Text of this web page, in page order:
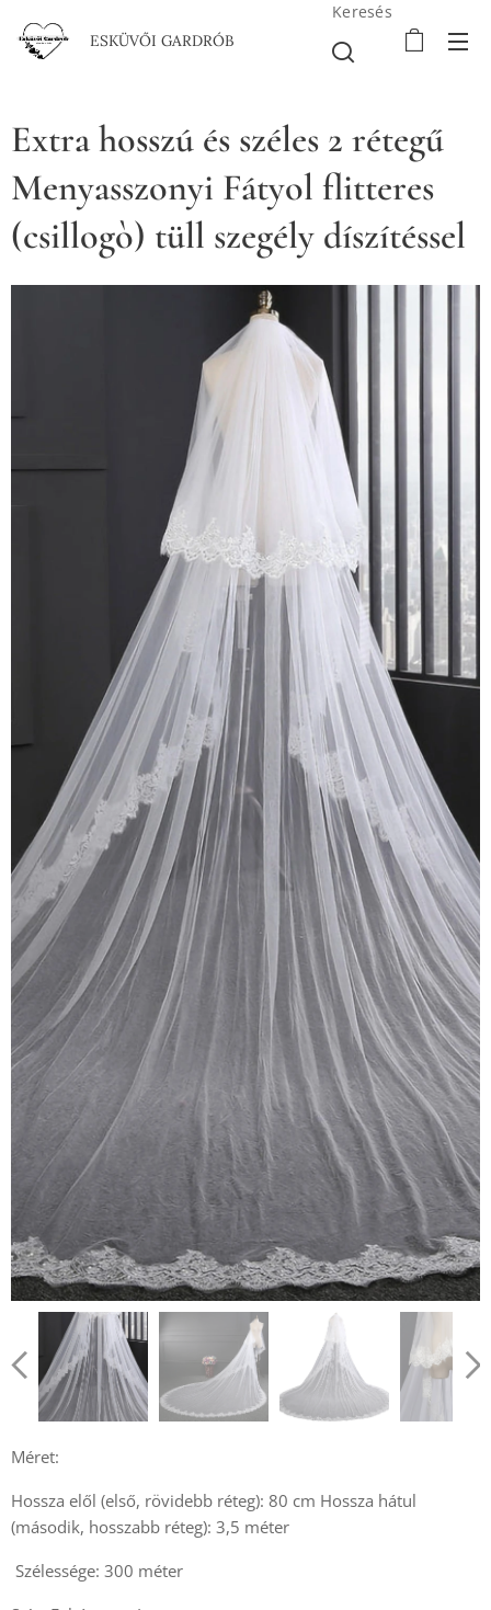
ESKÜVŐI GARDRÓB
Keresés
Extra hosszú és széles 2 rétegű
Menyasszonyi Fátyol flitteres
(csillogò) tüll szegély díszítéssel
Méret:
Hossza elől (első, rövidebb réteg): 80 cm Hossza hátul
(második, hosszabb réteg): 3,5 méter
Szélessége: 300 méter